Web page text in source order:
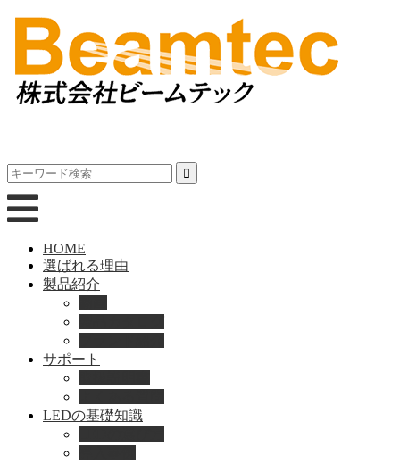
HOME
選ばれる理由
製品紹介
サポート
LEDの基礎知識